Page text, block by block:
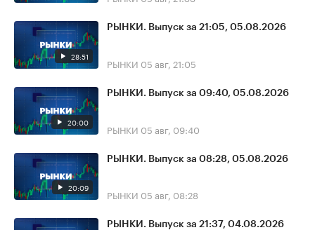
28:51
РЫНКИ. Выпуск за 21:05, 05.08.2026
РЫНКИ 05 авг, 21:05
20:00
РЫНКИ. Выпуск за 09:40, 05.08.2026
РЫНКИ 05 авг, 09:40
20:09
РЫНКИ. Выпуск за 08:28, 05.08.2026
РЫНКИ 05 авг, 08:28
РЫНКИ. Выпуск за 21:37, 04.08.2026